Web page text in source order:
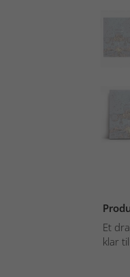
Et
klar